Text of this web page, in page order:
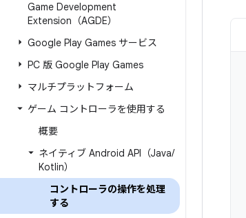
Game Development
Extension（AGDE）
Google Play Games サービス
PC 版 Google Play Games
マルチプラットフォーム
ゲーム コントローラを使用する
概要
ネイティブ Android API（Java/
Kotlin）
コントローラの操作を処理
する